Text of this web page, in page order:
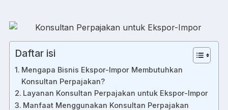
Daftar isi
Mengapa Bisnis Ekspor-Impor Membutuhkan
Konsultan Perpajakan?
Layanan Konsultan Perpajakan untuk Ekspor-Impor
Manfaat Menggunakan Konsultan Perpajakan